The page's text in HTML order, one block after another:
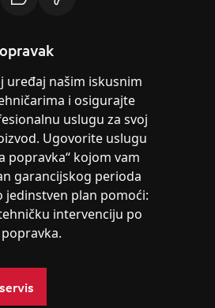
uređaj našim iskusnim
i osigurajte
uslugu za svoj
Ugovorite uslugu
popravka“ kojom vam
garancijskog perioda
jedinstven plan pomoći:
intervenciju po